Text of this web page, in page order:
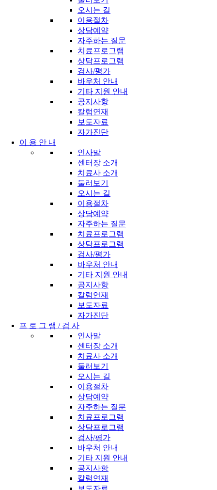
오시는 길
이용절차
상담예약
자주하는 질문
치료프로그램
상담프로그램
검사/평가
바우처 안내
기타 지원 안내
공지사항
칼럼연재
보도자료
자가진단
이 용 안 내
인사말
센터장 소개
치료사 소개
둘러보기
오시는 길
이용절차
상담예약
자주하는 질문
치료프로그램
상담프로그램
검사/평가
바우처 안내
기타 지원 안내
공지사항
칼럼연재
보도자료
자가진단
프 로 그 램 / 검 사
인사말
센터장 소개
치료사 소개
둘러보기
오시는 길
이용절차
상담예약
자주하는 질문
치료프로그램
상담프로그램
검사/평가
바우처 안내
기타 지원 안내
공지사항
칼럼연재
보도자료